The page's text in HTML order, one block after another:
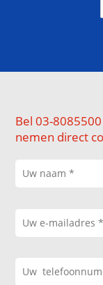
Bel 03-
nemen direct